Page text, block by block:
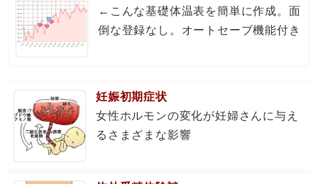
←こんな基礎体温表を簡単に作成。面
倒な登録なし。オートセーブ機能付き
妊娠初期症状
女性ホルモンの変化が妊婦さんに与え
るさまざまな影響